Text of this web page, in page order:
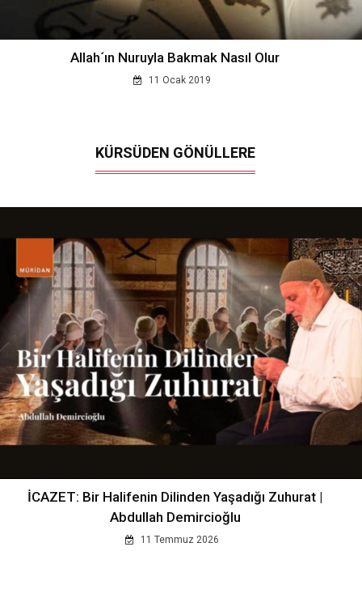
Allah´ın Nuruyla Bakmak Nasıl Olur
11 Ocak 2019
KÜRSÜDEN GÖNÜLLERE
İCAZET: Bir Halifenin Dilinden Yaşadığı Zuhurat |
Abdullah Demircioğlu
11 Temmuz 2026